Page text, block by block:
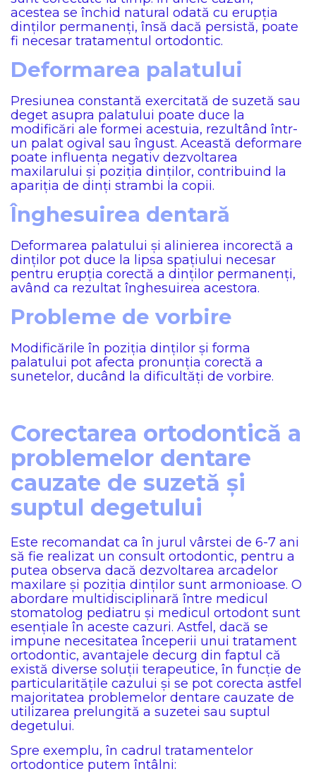
acestea se închid natural odată cu erupția
dinților permanenți, însă dacă persistă, poate
fi necesar tratamentul ortodontic.
Deformarea palatului
Presiunea constantă exercitată de suzetă sau
deget asupra palatului poate duce la
modificări ale formei acestuia, rezultând într-
un palat ogival sau îngust. Această deformare
poate influența negativ dezvoltarea
maxilarului și poziția dinților, contribuind la
apariția de dinți strambi la copii.
Înghesuirea dentară
Deformarea palatului și alinierea incorectă a
dinților pot duce la lipsa spațiului necesar
pentru erupția corectă a dinților permanenți,
având ca rezultat înghesuirea acestora.
Probleme de vorbire
Modificările în poziția dinților și forma
palatului pot afecta pronunția corectă a
sunetelor, ducând la dificultăți de vorbire.
Corectarea ortodontică a
problemelor dentare
cauzate de suzetă și
suptul degetului
Este recomandat ca în jurul vârstei de 6-7 ani
să fie realizat un consult ortodontic, pentru a
putea observa dacă dezvoltarea arcadelor
maxilare și poziția dinților sunt armonioase. O
abordare multidisciplinară între medicul
stomatolog pediatru și medicul ortodont sunt
esențiale în aceste cazuri. Astfel, dacă se
impune necesitatea începerii unui tratament
ortodontic, avantajele decurg din faptul că
există diverse soluții terapeutice, în funcție de
particularitățile cazului și se pot corecta astfel
majoritatea problemelor dentare cauzate de
utilizarea prelungită a suzetei sau suptul
degetului.
Spre exemplu, în cadrul tratamentelor
ortodontice putem întâlni: